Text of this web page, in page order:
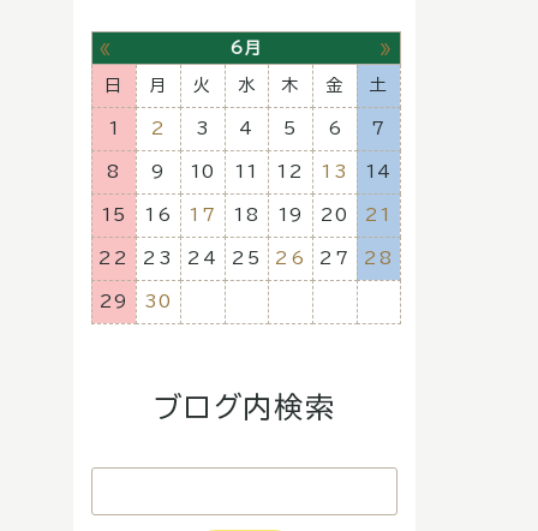
« 6月 »
日 月 火 水 木 金 土
1 2 3 4 5 6 7
8 9 10 11 12 13 14
15 16 17 18 19 20 21
22 23 24 25 26 27 28
29 30
ブログ内検索